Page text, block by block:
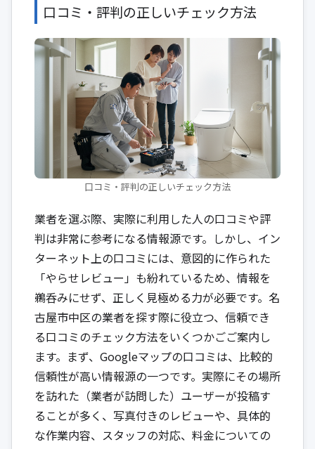
口コミ・評判の正しいチェック方法
口コミ・評判の正しいチェック方法
業者を選ぶ際、実際に利用した人の口コミや評
判は非常に参考になる情報源です。しかし、イン
ターネット上の口コミには、意図的に作られた
「やらせレビュー」も紛れているため、情報を
鵜呑みにせず、正しく見極める力が必要です。名
古屋市中区の業者を探す際に役立つ、信頼でき
る口コミのチェック方法をいくつかごご案内し
ます。まず、Googleマップの口コミは、比較的
信頼性が高い情報源の一つです。実際にその場所
を訪れた（業者が訪問した）ユーザーが投稿す
ることが多く、写真付きのレビューや、具体的
な作業内容、スタッフの対応、料金についての